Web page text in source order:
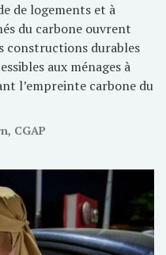
de logements et à
du carbone ouvrent
constructions durables
aux ménages à
l’empreinte carbone du
CGAP